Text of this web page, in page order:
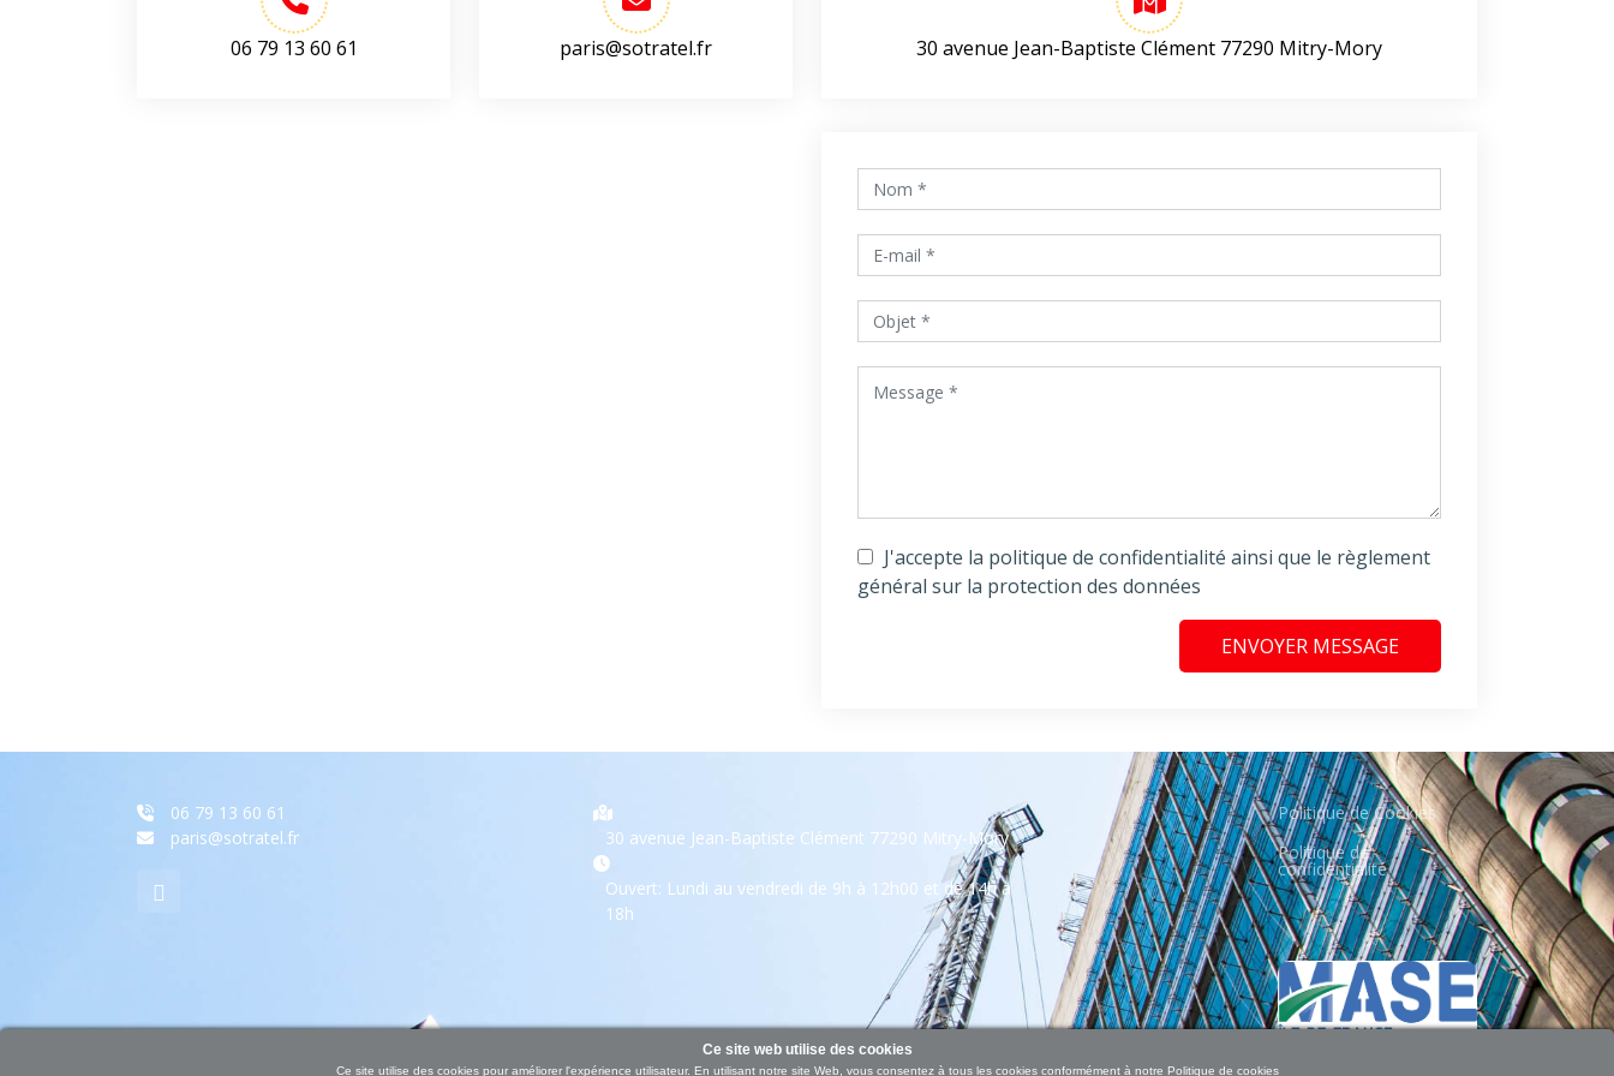
06 79 13 60 61 paris@sotratel.fr 30 avenue Jean-Baptiste Clément 77290 Mitry-Mory
J'accepte la politique de confidentialité ainsi que le règlement
général sur la protection des données
ENVOYER MESSAGE
06 79 13 60 61
paris@sotratel.fr
30 avenue Jean-Baptiste Clément 77290 Mitry-Mory
Ouvert: Lundi au vendredi de 9h à 12h00 et de 14h à
18h
Politique de Cookies
Politique de
confidentialité
Ce site web utilise des cookies
Ce site utilise des cookies pour améliorer l'expérience utilisateur. En utilisant notre site Web, vous consentez à tous les cookies conformément à notre Politique de cookies